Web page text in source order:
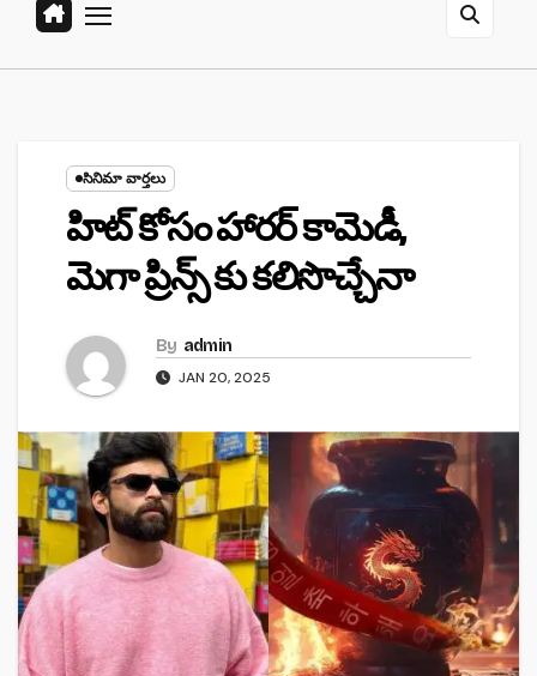
సినిమా వార్తలు
హిట్ కోసం హారర్ కామెడీ,
మెగా ప్రిన్స్ కు కలిసొచ్చేనా
By admin
JAN 20, 2025